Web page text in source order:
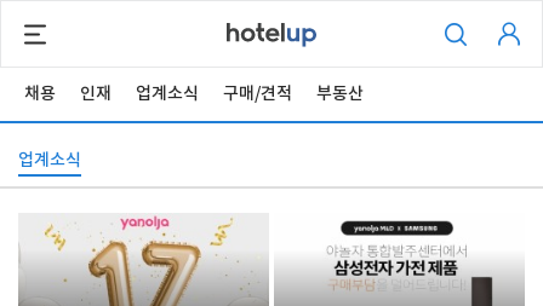
채용 인재 업계소식 구매/견적 부동산
업계소식